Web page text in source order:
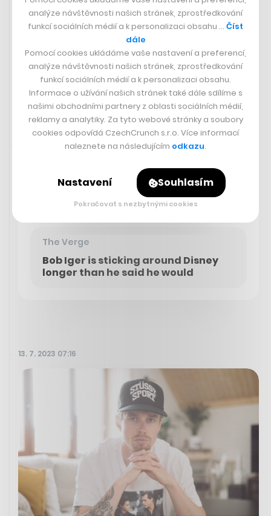
Brněnské Bary Jana Vlachynského
převzala umělá inteligence.
Využívají ji tu na tvorbu menu i
reklam
SÁRA GOLDBERGEROVÁ
13. 7. 2023 07:35
Když se Bob Igervrátil
do ředitelského křesla Disney,
předpokládal, že v něm bude sedět pouze dva roky. Teď
to ale vypadá, že se jeho štace protáhne.
The Verge
Bob Iger is sticking around Disney
longer than he said he would
13. 7. 2023 07:16
analýze návštěvnosti našich stránek, zprostředkování
funkcí sociálních médií a k personalizaci obsahu … Číst
dále
Pomocí cookies ukládáme vaše nastavení a preferencí,
analýze návštěvnosti našich stránek, zprostředkování
funkcí sociálních médií a k personalizaci obsahu.
Informace o užívání našich stránek také dále sdílíme s
našimi obchodními partnery z oblasti sociálních médií,
reklamy a analytiky. Za tyto webové stránky a soubory
cookies odpovídá CzechCrunch s.r.o. Více informací
naleznete na následujícím odkazu.
Nastavení Souhlasím
Pokračovat s nezbytnými cookies